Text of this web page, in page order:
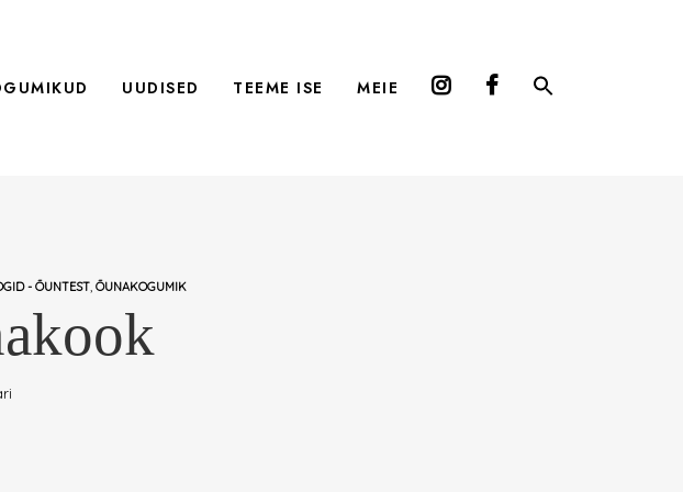
UUDISED TEEME ISE MEIE
- ÕUNTEST, ÕUNAKOGUMIK